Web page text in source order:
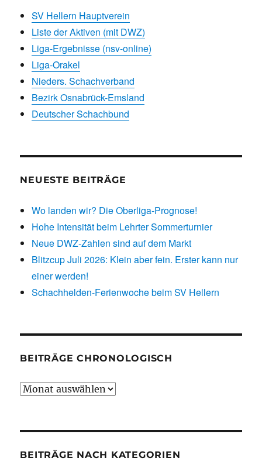
SV Hellern Hauptverein
Liste der Aktiven (mit DWZ)
Liga-Ergebnisse (nsv-online)
Liga-Orakel
Nieders. Schachverband
Bezirk Osnabrück-Emsland
Deutscher Schachbund
NEUESTE BEITRÄGE
Wo landen wir? Die Oberliga-Prognose!
Hohe Intensität beim Lehrter Sommerturnier
Neue DWZ-Zahlen sind auf dem Markt
Blitzcup Juli 2026: Klein aber fein. Erster kann nur
einer werden!
Schachhelden-Ferienwoche beim SV Hellern
BEITRÄGE CHRONOLOGISCH
Beiträge
BEITRÄGE NACH KATEGORIEN